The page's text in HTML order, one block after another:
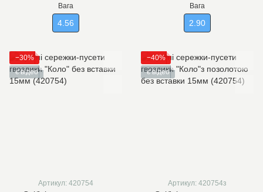
Вага
4.56
Вага
2.90
−30%
є відео
Артикул: 420754
−40%
є відео
Артикул: 420754з